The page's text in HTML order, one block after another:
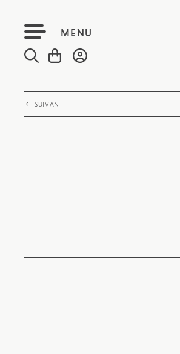
MENU
SUIVANT